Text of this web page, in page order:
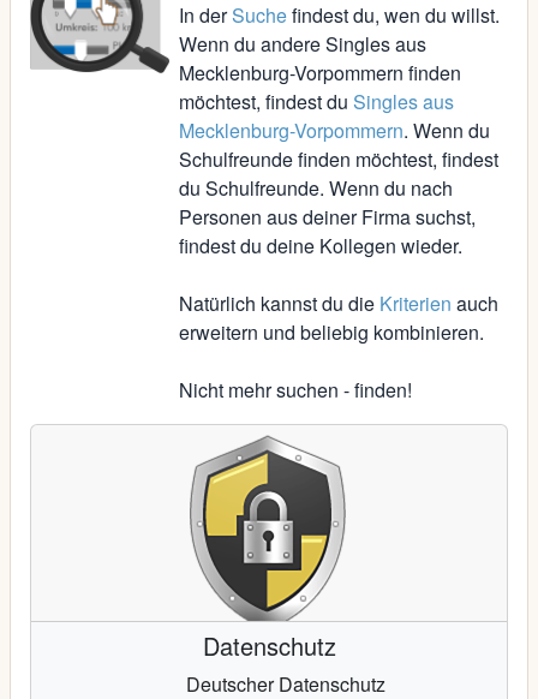
In derSuchefindest du, wen du willst.
Wenn du andere Singles aus
Mecklenburg-Vorpommern finden
möchtest, findest du Singles aus
Mecklenburg-Vorpommern. Wenn du
Schulfreunde finden möchtest, findest
du Schulfreunde. Wenn du nach
Personen aus deiner Firma suchst,
findest du deine Kollegen wieder.
Natürlich kannst du die Kriterien auch
erweitern und beliebig kombinieren.
Nicht mehr suchen - finden!
Datenschutz
Deutscher Datenschutz